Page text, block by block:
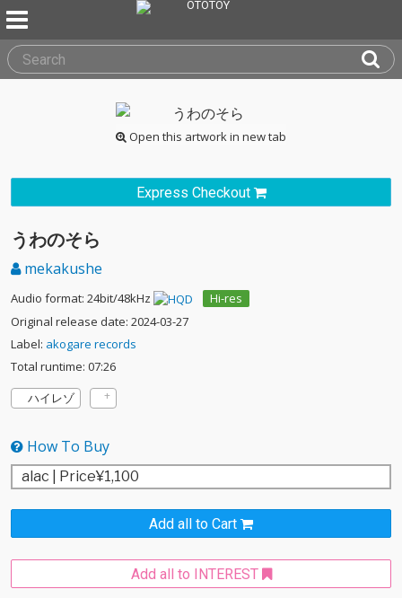
Open this artwork in new tab
Express Checkout
うわのそら
mekakushe
Audio format: 24bit/48kHz
Hi-res
Original release date: 2024-03-27
Label: akogare records
Total runtime: 07:26
ハイレゾ
How To Buy
Add all to Cart
Add all to INTEREST